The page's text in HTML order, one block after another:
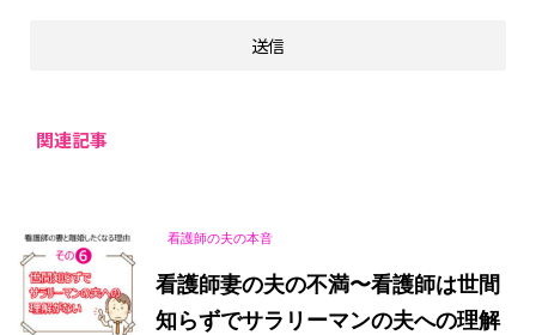
関連記事
看護師の夫の本音
看護師妻の夫の不満〜看護師は世間
知らずでサラリーマンの夫への理解